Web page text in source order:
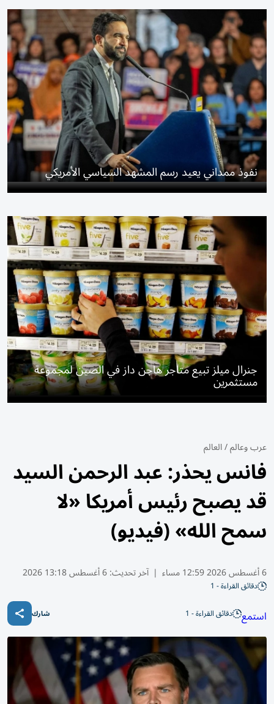
نفوذ ممداني يعيد رسم المشهد السياسي الأمريكي
جنرال ميلز تبيع متاجر هاجن داز في الصين لمجموعة
مستثمرين
عرب وعالم/العالم
فانس يحذر: عبد الرحمن السيد
قد يصبح رئيس أمريكا «لا
سمح الله» (فيديو)
6 أغسطس 2026 12:59 مساء | آخر تحديث:6 أغسطس 13:18 2026
دقائق القراءة - 1
استمع دقائق القراءة - 1 شارك